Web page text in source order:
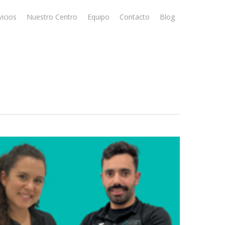
Nuestro Centro Equipo Contacto Blog